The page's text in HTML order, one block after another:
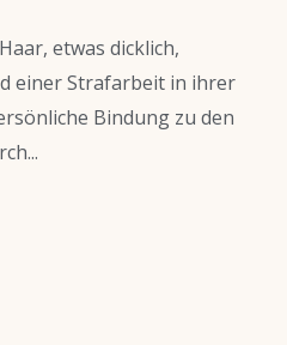
etwas dicklich,
einer Strafarbeit in ihrer
Bindung zu den